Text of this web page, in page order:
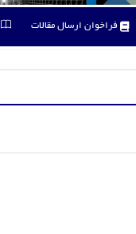
فراخوان ارسال مقالات